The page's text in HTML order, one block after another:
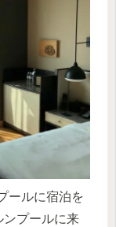
ールに宿泊を
ンプールに来